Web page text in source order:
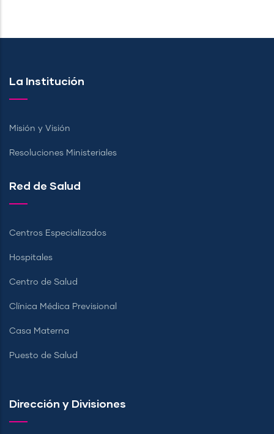
La Institución
Misión y Visión
Resoluciones Ministeriales
Red de Salud
Centros Especializados
Hospitales
Centro de Salud
Clínica Médica Previsional
Casa Materna
Puesto de Salud
Dirección y Divisiones